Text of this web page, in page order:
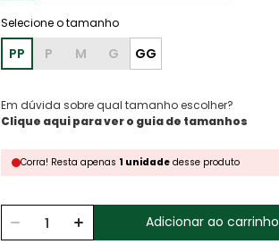
PP P M G GG
Em dúvida sobre qual tamanho escolher?
Clique aqui para ver o guia de tamanhos
Corra! Resta apenas 1 unidadedesse produto
Adicionar ao carrinho